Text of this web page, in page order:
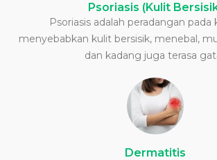
Psoriasis (Kulit
Psoriasis adalah peradangan pada
menyebabkan kulit bersisik, menebal,
dan kadang juga terasa
Dermatitis